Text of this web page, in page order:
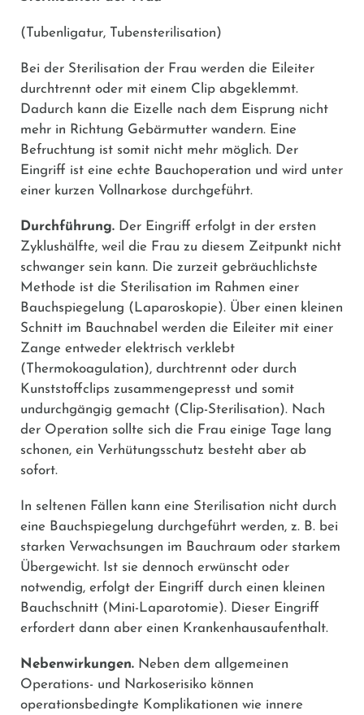
(Tubenligatur, Tubensterilisation)
Bei der Sterilisation der Frau werden die Eileiter
durchtrennt oder mit einem Clip abgeklemmt.
Dadurch kann die Eizelle nach dem Eisprung nicht
mehr in Richtung Gebärmutter wandern. Eine
Befruchtung ist somit nicht mehr möglich. Der
Eingriff ist eine echte Bauchoperation und wird unter
einer kurzen Vollnarkose durchgeführt.
Durchführung. Der Eingriff erfolgt in der ersten
Zyklushälfte, weil die Frau zu diesem Zeitpunkt nicht
schwanger sein kann. Die zurzeit gebräuchlichste
Methode ist die Sterilisation im Rahmen einer
Bauchspiegelung (Laparoskopie). Über einen kleinen
Schnitt im Bauchnabel werden die Eileiter mit einer
Zange entweder elektrisch verklebt
(Thermokoagulation), durchtrennt oder durch
Kunststoffclips zusammengepresst und somit
undurchgängig gemacht (Clip-Sterilisation). Nach
der Operation sollte sich die Frau einige Tage lang
schonen, ein Verhütungsschutz besteht aber ab
sofort.
In seltenen Fällen kann eine Sterilisation nicht durch
eine Bauchspiegelung durchgeführt werden, z. B. bei
starken Verwachsungen im Bauchraum oder starkem
Übergewicht. Ist sie dennoch erwünscht oder
notwendig, erfolgt der Eingriff durch einen kleinen
Bauchschnitt (Mini-Laparotomie). Dieser Eingriff
erfordert dann aber einen Krankenhausaufenthalt.
Nebenwirkungen. Neben dem allgemeinen
Operations- und Narkoserisiko können
operationsbedingte Komplikationen wie innere